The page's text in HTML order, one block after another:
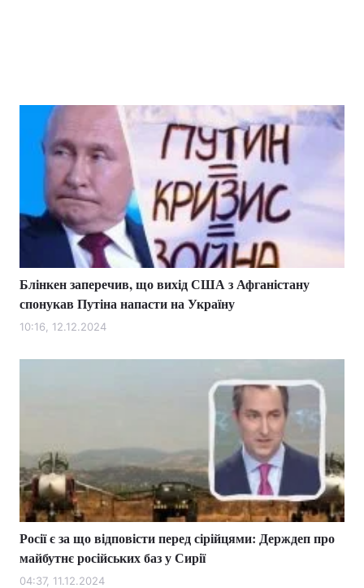
Блінкен заперечив, що вихід США з Афганістану
спонукав Путіна напасти на Україну
10:16, 12.12.2024
Росії є за що відповісти перед сірійцями: Держдеп про
майбутнє російських баз у Сирії
04:37, 11.12.2024